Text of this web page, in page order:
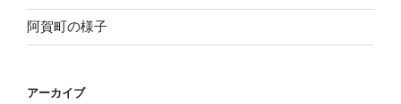
阿賀町の様子
アーカイブ